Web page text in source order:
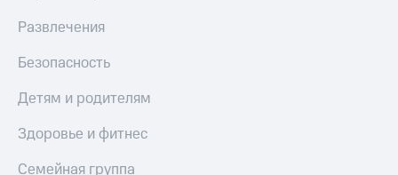
Развлечения
Безопасность
Детям и родителям
Здоровье и фитнес
Семейная группа